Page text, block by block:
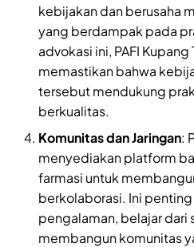
kebijakan dan berusaha
yang berdampak pada
advokasi ini, PAFI
memastikan bahwa
tersebut mendukung
berkualitas.
Komunitas dan Jaringan:
menyediakan platform
farmasi untuk
berkolaborasi. Ini
pengalaman, belajar dari
membangun komunitas